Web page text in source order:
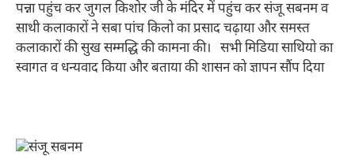
पन्ना पहुंच कर जुगल किशोर जी के मंदिर में पहुंच कर संजू सबनम व
साथी कलाकारों ने सबा पांच किलो का प्रसाद चढ़ाया और समस्त
कलाकारों की सुख सम्मद्धि की कामना की। सभी मिडिया साथियो का
स्वागत व धन्यवाद किया और बताया की शासन को ज्ञापन सौंप दिया